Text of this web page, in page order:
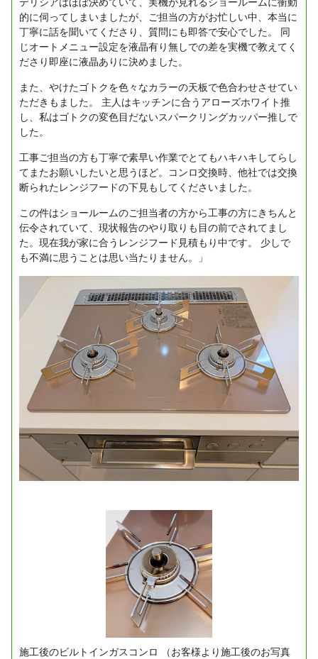
的に伺ってしまいましたが、ご担当の方がお忙しい中、本当に
丁寧に話を聞いてくださり、質問にも即答で安心でした。
同
じオートメニュー設定を液晶有り無しでの差を実機で教えてく
ださり即座に液晶ありに決めました。
また、やけたゴトクを色々なカラーの天板で色合わせさせてい
ただきもました。
主人はキッチンに合うアローズホワイト推
し、私はゴトクの変色目だないスパークリングカッパー推しで
した。
工事ご担当の方も丁寧で素早い作業でとてもハキハキしてらし
てまたお願いしたいと思うほど。コンロ交換時、他社では交換
断られたレンジフードの下見もしてくださいました。
この件はショールームのご担当者の方から工事の方にきちんと
伝令されていて、現状報告のやり取りも目の前でされてまし
た。現在我が家に合うレンジフード見積もり中です。
少しで
も不満に思うことは思い当たりません。」
施工後のビルトインガスコンロ
（お客様より施工後のお写真